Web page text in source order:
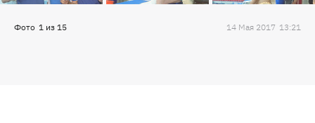
Фото 1 из 15 14 Мая 2017 13:21